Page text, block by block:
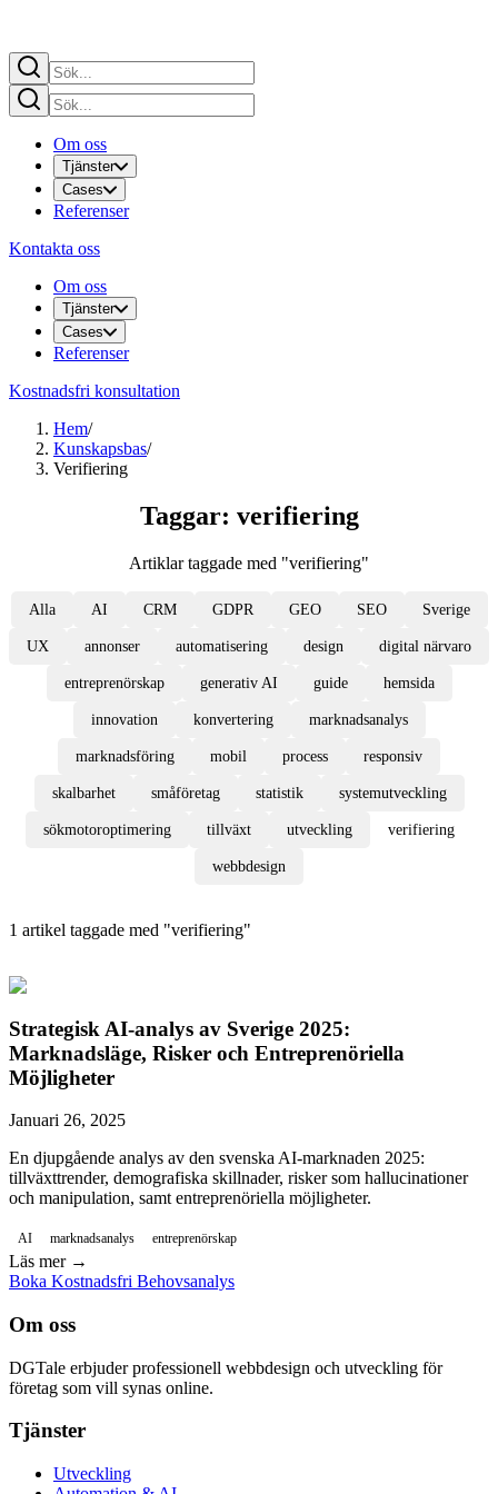
Om oss
Tjänster
Cases
Referenser
Kontakta oss
Om oss
Tjänster
Cases
Referenser
Kostnadsfri konsultation
Hem/
Kunskapsbas/
Verifiering
Taggar: verifiering
Artiklar taggade med "verifiering"
Alla AI CRM GDPR GEO SEO Sverige
UX annonser automatisering design digital närvaro
entreprenörskap generativ AI guide hemsida
innovation konvertering marknadsanalys
marknadsföring mobil process responsiv
skalbarhet småföretag statistik systemutveckling
sökmotoroptimering tillväxt utveckling verifiering
webbdesign
1 artikel taggade med "verifiering"
Strategisk AI-analys av Sverige 2025:
Marknadsläge, Risker och Entreprenöriella
Möjligheter
Januari 26, 2025
En djupgående analys av den svenska AI-marknaden 2025:
tillväxttrender, demografiska skillnader, risker som hallucinationer
och manipulation, samt entreprenöriella möjligheter.
AI marknadsanalys entreprenörskap
Läs mer →
Boka Kostnadsfri Behovsanalys
Om oss
DGTale erbjuder professionell webbdesign och utveckling för
företag som vill synas online.
Tjänster
Utveckling